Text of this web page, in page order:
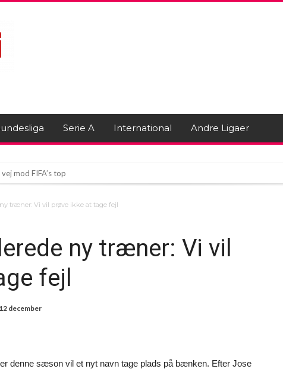
Serie A International Andre Ligaer
mod FIFA’s top
træner: Vi vil prøve ikke at tage fejl
ny træner: Vi vil
fejl
december
denne sæson vil et nyt navn tage plads på bænken. Efter Jose